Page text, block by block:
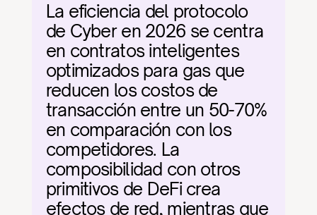
La eficiencia del protocolo
de Cyber en 2026 se centra
en contratos inteligentes
optimizados para gas que
reducen los costos de
transacción entre un 50-70%
en comparación con los
competidores. La
composibilidad con otros
primitivos de DeFi crea
efectos de red, mientras que